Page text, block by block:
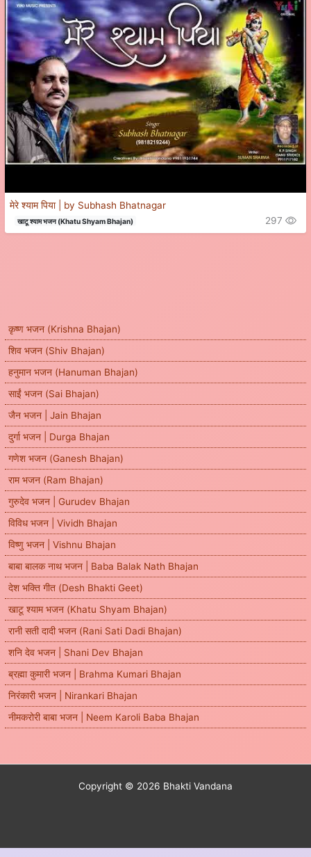
कृष्ण भजन (Krishna Bhajan)
शिव भजन (Shiv Bhajan)
हनुमान भजन (Hanuman Bhajan)
साईं भजन (Sai Bhajan)
जैन भजन | Jain Bhajan
दुर्गा भजन | Durga Bhajan
गणेश भजन (Ganesh Bhajan)
राम भजन (Ram Bhajan)
गुरुदेव भजन | Gurudev Bhajan
विविध भजन | Vividh Bhajan
विष्णु भजन | Vishnu Bhajan
बाबा बालक नाथ भजन | Baba Balak Nath Bhajan
देश भक्ति गीत (Desh Bhakti Geet)
खाटू श्याम भजन (Khatu Shyam Bhajan)
रानी सती दादी भजन (Rani Sati Dadi Bhajan)
शनि देव भजन | Shani Dev Bhajan
ब्रह्मा कुमारी भजन | Brahma Kumari Bhajan
निरंकारी भजन | Nirankari Bhajan
नीमकरोरी बाबा भजन | Neem Karoli Baba Bhajan
मेरे श्याम पिया | by Subhash Bhatnagar
खाटू श्याम भजन (Khatu Shyam Bhajan) 297
Copyright © 2026 Bhakti Vandana